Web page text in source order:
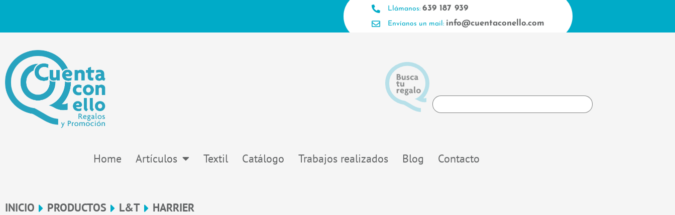
Llámanos: 639 187 939
Envíanos un mail: info@cuentaconello.com
Search
...
Home Artículos Textil Catálogo Trabajos realizados Blog Contacto
INICIO PRODUCTOS L&T HARRIER